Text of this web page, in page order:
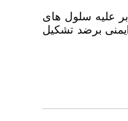
علیه سلول های
برضد تشکیل